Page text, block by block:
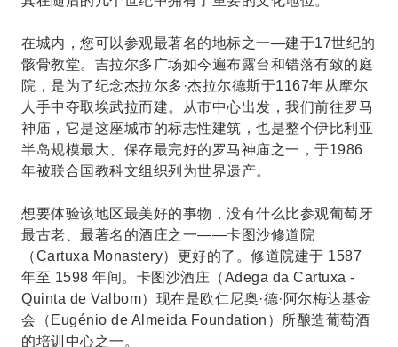
在城内，您可以参观最著名的地标之一—建于17世纪的
骸骨教堂。吉拉尔多广场如今遍布露台和错落有致的庭
院，是为了纪念杰拉尔多·杰拉尔德斯于1167年从摩尔
人手中夺取埃武拉而建。从市中心出发，我们前往罗马
神庙，它是这座城市的标志性建筑，也是整个伊比利亚
半岛规模最大、保存最完好的罗马神庙之一，于1986
年被联合国教科文组织列为世界遗产。
想要体验该地区最美好的事物，没有什么比参观葡萄牙
最古老、最著名的酒庄之一——卡图沙修道院
（Cartuxa Monastery）更好的了。修道院建于 1587
年至 1598 年间。卡图沙酒庄（Adega da Cartuxa -
Quinta de Valbom）现在是欧仁尼奥·德·阿尔梅达基金
会（Eugénio de Almeida Foundation）所酿造葡萄酒
的培训中心之一。